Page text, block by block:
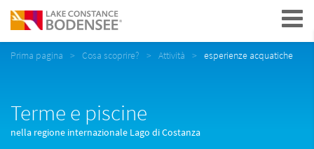
Navigation
Prima pagina Cosa scoprire? Attività esperienze acquatiche
Terme e piscine
nella regione internazionale Lago di Costanza